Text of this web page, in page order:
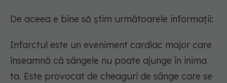
De aceea e bine să știm următoarele informații:
Infarctul este un eveniment cardiac major care
înseamnă că sângele nu poate ajunge în inima
ta. Este provocat de cheaguri de sânge care se